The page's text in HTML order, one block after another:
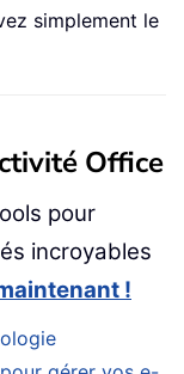
simplement le
Office
pour
incroyables
!